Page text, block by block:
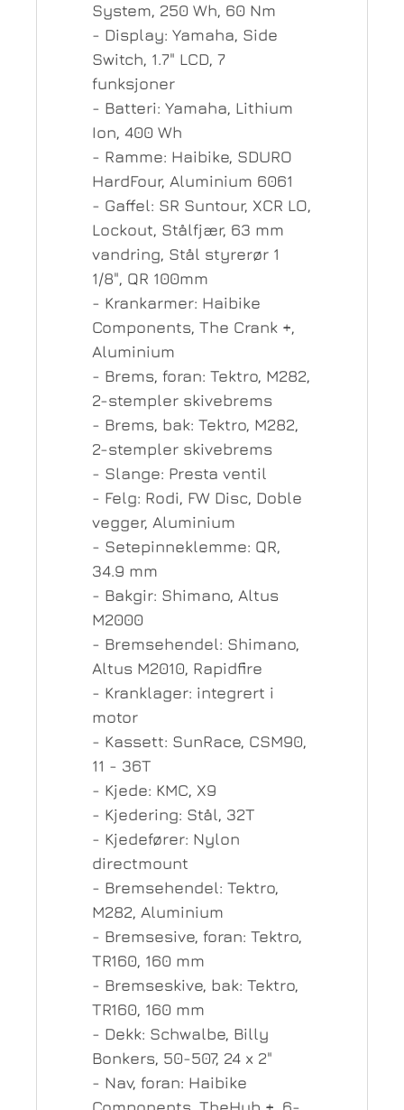
System, 250 Wh, 60 Nm
- Display: Yamaha, Side
Switch, 1.7" LCD, 7
funksjoner
- Batteri: Yamaha, Lithium
Ion, 400 Wh
- Ramme: Haibike, SDURO
HardFour, Aluminium 6061
- Gaffel: SR Suntour, XCR LO,
Lockout, Stålfjær, 63 mm
vandring, Stål styrerør 1
1/8", QR 100mm
- Krankarmer: Haibike
Components, The Crank +,
Aluminium
- Brems, foran: Tektro, M282,
2-stempler skivebrems
- Brems, bak: Tektro, M282,
2-stempler skivebrems
- Slange: Presta ventil
- Felg: Rodi, FW Disc, Doble
vegger, Aluminium
- Setepinneklemme: QR,
34.9 mm
- Bakgir: Shimano, Altus
M2000
- Bremsehendel: Shimano,
Altus M2010, Rapidfire
- Kranklager: integrert i
motor
- Kassett: SunRace, CSM90,
11 - 36T
- Kjede: KMC, X9
- Kjedering: Stål, 32T
- Kjedefører: Nylon
directmount
- Bremsehendel: Tektro,
M282, Aluminium
- Bremsesive, foran: Tektro,
TR160, 160 mm
- Bremseskive, bak: Tektro,
TR160, 160 mm
- Dekk: Schwalbe, Billy
Bonkers, 50-507, 24 x 2"
- Nav, foran: Haibike